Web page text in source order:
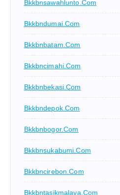
Bkkbnsawahlunto.com
Bkkbndumai.com
Bkkbnbatam.com
Bkkbncimahi.com
Bkkbnbekasi.com
Bkkbndepok.com
Bkkbnbogor.com
Bkkbnsukabumi.com
Bkkbncirebon.com
Bkkbntasikmalaya.com